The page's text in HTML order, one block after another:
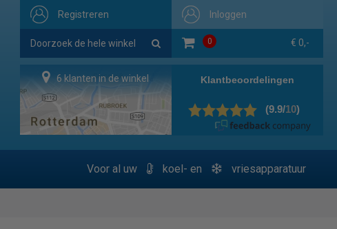
Inloggen
0 € 0,-
Registreren
6 klanten in de winkel
Voor al uw koel- en vriesapparatuur